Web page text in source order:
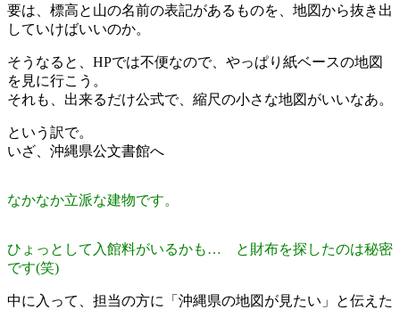
要は、標高と山の名前の表記があるものを、地図から抜き出
していけばいいのか。
そうなると、HPでは不便なので、やっぱり紙ベースの地図
を見に行こう。
それも、出来るだけ公式で、縮尺の小さな地図がいいなあ。
という訳で。
いざ、沖縄県公文書館へ
なかなか立派な建物です。
ひょっとして入館料がいるかも… と財布を探したのは秘密
です(笑)
中に入って、担当の方に「沖縄県の地図が見たい」と伝えた